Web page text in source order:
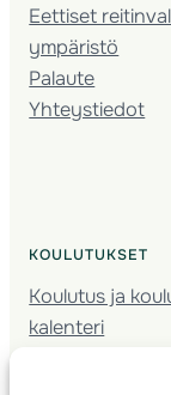
Eettiset
ympäristö
Palaute
Yhteystiedot
KOULUTUKSET
Koulutus ja
kalenteri